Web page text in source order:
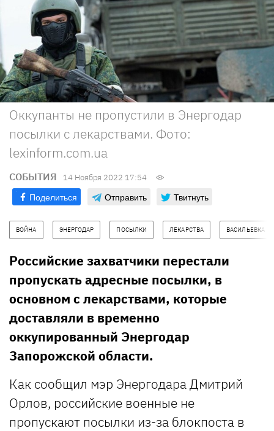
Оккупанты не пропустили в Энергодар
посылки с лекарствами. Фото:
lexinform.com.ua
СОБЫТИЯ 14 Ноября 2022 17:54
Поделиться Отправить Твитнуть
ВОЙНА ЭНЕРГОДАР ПОСЫЛКИ ЛЕКАРСТВА ВАСИЛЬЕВКА
Российские захватчики перестали
пропускать адресные посылки, в
основном с лекарствами, которые
доставляли в временно
оккупированный Энергодар
Запорожской области.
Как сообщил мэр Энергодара Дмитрий
Орлов, российские военные не
пропускают посылки из-за блокпоста в